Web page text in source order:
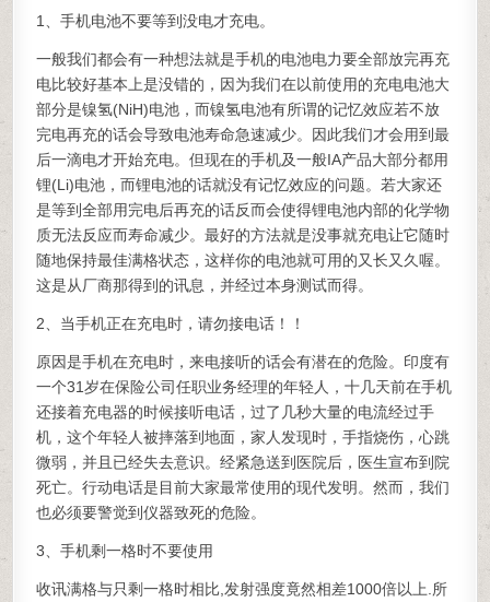
1、手机电池不要等到没电才充电。
一般我们都会有一种想法就是手机的电池电力要全部放完再充
电比较好基本上是没错的，因为我们在以前使用的充电电池大
部分是镍氢(NiH)电池，而镍氢电池有所谓的记忆效应若不放
完电再充的话会导致电池寿命急速减少。因此我们才会用到最
后一滴电才开始充电。但现在的手机及一般IA产品大部分都用
锂(Li)电池，而锂电池的话就没有记忆效应的问题。若大家还
是等到全部用完电后再充的话反而会使得锂电池内部的化学物
质无法反应而寿命减少。最好的方法就是没事就充电让它随时
随地保持最佳满格状态，这样你的电池就可用的又长又久喔。
这是从厂商那得到的讯息，并经过本身测试而得。
2、当手机正在充电时，请勿接电话！！
原因是手机在充电时，来电接听的话会有潜在的危险。印度有
一个31岁在保险公司任职业务经理的年轻人，十几天前在手机
还接着充电器的时候接听电话，过了几秒大量的电流经过手
机，这个年轻人被摔落到地面，家人发现时，手指烧伤，心跳
微弱，并且已经失去意识。经紧急送到医院后，医生宣布到院
死亡。行动电话是目前大家最常使用的现代发明。然而，我们
也必须要警觉到仪器致死的危险。
3、手机剩一格时不要使用
收讯满格与只剩一格时相比,发射强度竟然相差1000倍以上.所